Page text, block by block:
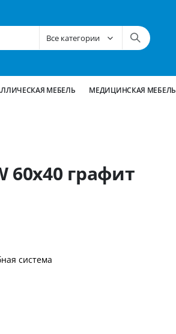
МЕБЕЛЬ МЕДИЦИНСКАЯ МЕБЕЛЬ
60х40 графит
система